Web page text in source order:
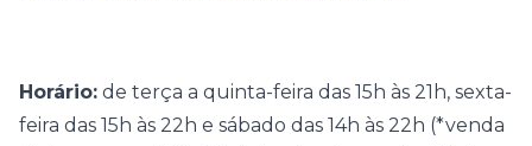
Horário: de terça a quinta-feira das 15h às 21h, sexta-
feira das 15h às 22h e sábado das 14h às 22h (*venda